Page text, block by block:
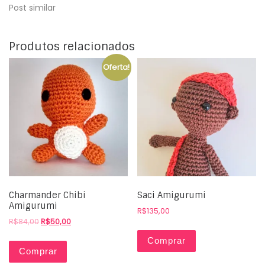
Post similar
Produtos relacionados
Oferta!
Charmander Chibi
Amigurumi
R$84,00R$50,00
Comprar
Saci Amigurumi
R$135,00
Comprar